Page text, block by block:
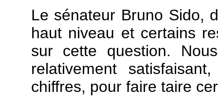
Le sénateur Bruno Sido,
haut niveau et certains
sur cette question.
relativement
chiffres, pour faire taire